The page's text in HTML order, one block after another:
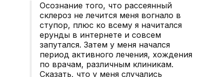
Осознание того, что рассеянный
склероз не лечится меня вогнало в
ступор, плюс ко всему я начитался
ерунды в интернете и совсем
запутался. Затем у меня начался
период активного лечения, хождения
по врачам, различным клиникам.
Сказать, что у меня случались